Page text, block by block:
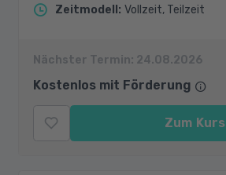
Zeitmodell : Vollzeit, Teilzeit
Nächster Termin: 24.08.2026
Kostenlos mit Förderung
Zum Kurs